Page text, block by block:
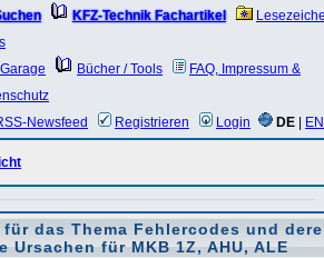
KFZ-Technik Fachartikel
Garage
Bücher / Tools
FAQ, Impressum &
Newsfeed
Registrieren Login DE EN
das Thema Fehlercodes und
Ursachen für MKB 1Z, AHU, ALE